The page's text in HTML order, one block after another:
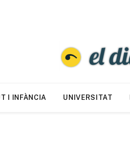
I INFÀNCIA UNIVERSITAT